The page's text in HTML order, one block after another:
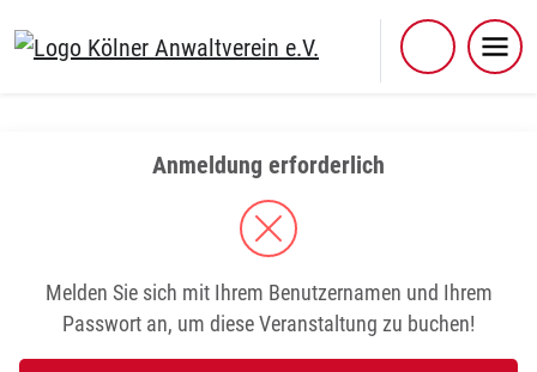
Anmeldung erforderlich
Melden Sie sich mit Ihrem Benutzernamen und Ihrem
Passwort an, um diese Veranstaltung zu buchen!